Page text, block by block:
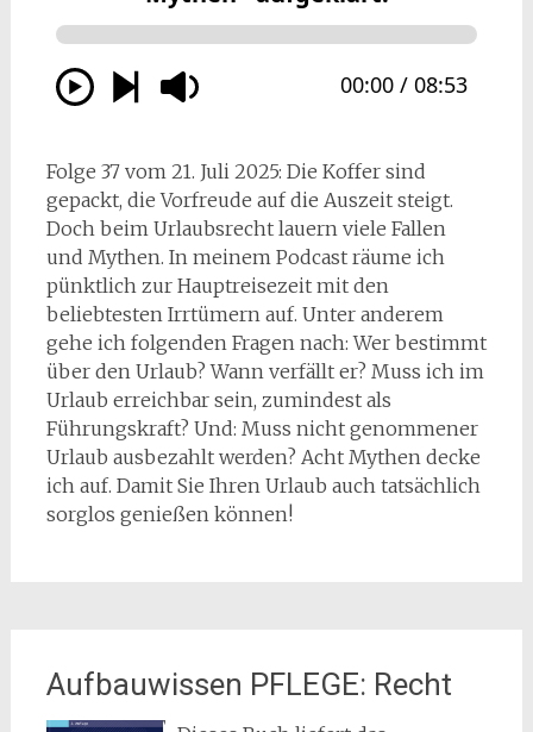
Folge 37 vom 21. Juli 2025: Die Koffer sind
gepackt, die Vorfreude auf die Auszeit steigt.
Doch beim Urlaubsrecht lauern viele Fallen
und Mythen. In meinem Podcast räume ich
pünktlich zur Hauptreisezeit mit den
beliebtesten Irrtümern auf. Unter anderem
gehe ich folgenden Fragen nach: Wer bestimmt
über den Urlaub? Wann verfällt er? Muss ich im
Urlaub erreichbar sein, zumindest als
Führungskraft? Und: Muss nicht genommener
Urlaub ausbezahlt werden? Acht Mythen decke
ich auf. Damit Sie Ihren Urlaub auch tatsächlich
sorglos genießen können!
Aufbauwissen PFLEGE: Recht